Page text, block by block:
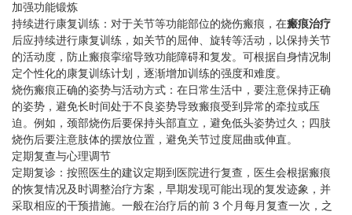
加强功能锻炼
持续进行康复训练：对于关节等功能部位的烧伤瘢痕，在瘢痕治疗
后应持续进行康复训练，如关节的屈伸、旋转等活动，以保持关节
的活动度，防止瘢痕挛缩导致功能障碍和复发。可根据自身情况制
定个性化的康复训练计划，逐渐增加训练的强度和难度。
烧伤瘢痕正确的姿势与活动方式：在日常生活中，要注意保持正确
的姿势，避免长时间处于不良姿势导致瘢痕受到异常的牵拉或压
迫。例如，颈部烧伤后要保持头部直立，避免低头姿势过久；四肢
烧伤后要注意肢体的摆放位置，避免关节过度屈曲或伸直。
定期复查与心理调节
定期复诊：按照医生的建议定期到医院进行复查，医生会根据瘢痕
的恢复情况及时调整治疗方案，早期发现可能出现的复发迹象，并
采取相应的干预措施。一般在治疗后的前 3 个月每月复查一次，之